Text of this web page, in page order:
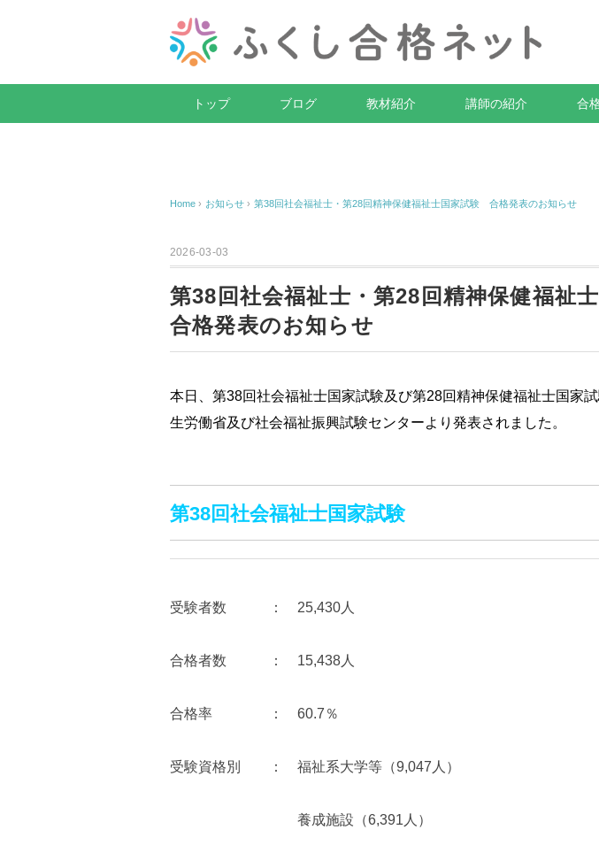
トップ ブログ 教材紹介 講師の紹介 合
Home › お知らせ › 第38回社会福祉士・第28回精神保健福祉士国家試験 合格発表のお知らせ
2026-03-03
第38回社会福祉士・第28回精神保健福祉
合格発表のお知らせ
本日、第38回社会福祉士国家試験及び第28回精神保健福祉士国家
生労働省及び社会福祉振興試験センターより発表されました。
第38回社会福祉士国家試験
受験者数 ： 25,430人
合格者数 ： 15,438人
合格率 ： 60.7％
受験資格別 ： 福祉系大学等（9,047人）
養成施設（6,391人）